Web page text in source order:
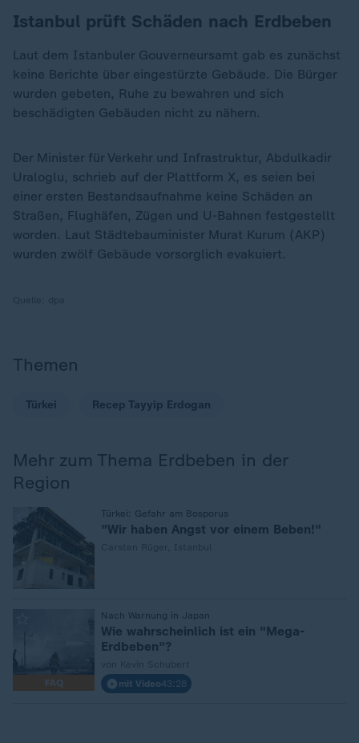
Istanbul prüft Schäden nach Erdbeben
Laut dem Istanbuler Gouverneursamt gab es zunächst
keine Berichte über eingestürzte Gebäude. Die Bürger
wurden gebeten, Ruhe zu bewahren und sich
beschädigten Gebäuden nicht zu nähern.
Der Minister für Verkehr und Infrastruktur, Abdulkadir
Uraloglu, schrieb auf der Plattform X, es seien bei
einer ersten Bestandsaufnahme keine Schäden an
Straßen, Flughäfen, Zügen und U-Bahnen festgestellt
worden. Laut Städtebauminister Murat Kurum (AKP)
wurden zwölf Gebäude vorsorglich evakuiert.
Themen
Türkei Recep Tayyip Erdogan
Mehr zum Thema Erdbeben in der
Region
Türkei: Gefahr am Bosporus
"Wir haben Angst vor einem Beben!"
FAQ
Nach Warnung in Japan
Wie wahrscheinlich ist ein "Mega-
Erdbeben"?
mit Video43:28